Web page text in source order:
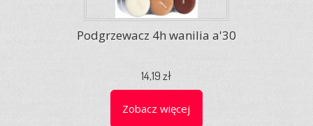
Podgrzewacz 4h wanilia a'30
14,19 zł
Zobacz więcej